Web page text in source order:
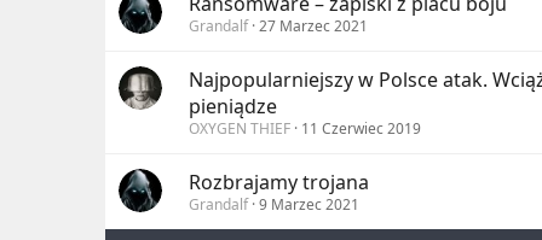
Grandalf 27 Marzec 2021
Najpopularniejszy w Polsce atak.
pieniądze
OXYGEN THIEF 11 Czerwiec 2019
Rozbrajamy trojana
Grandalf 9 Marzec 2021